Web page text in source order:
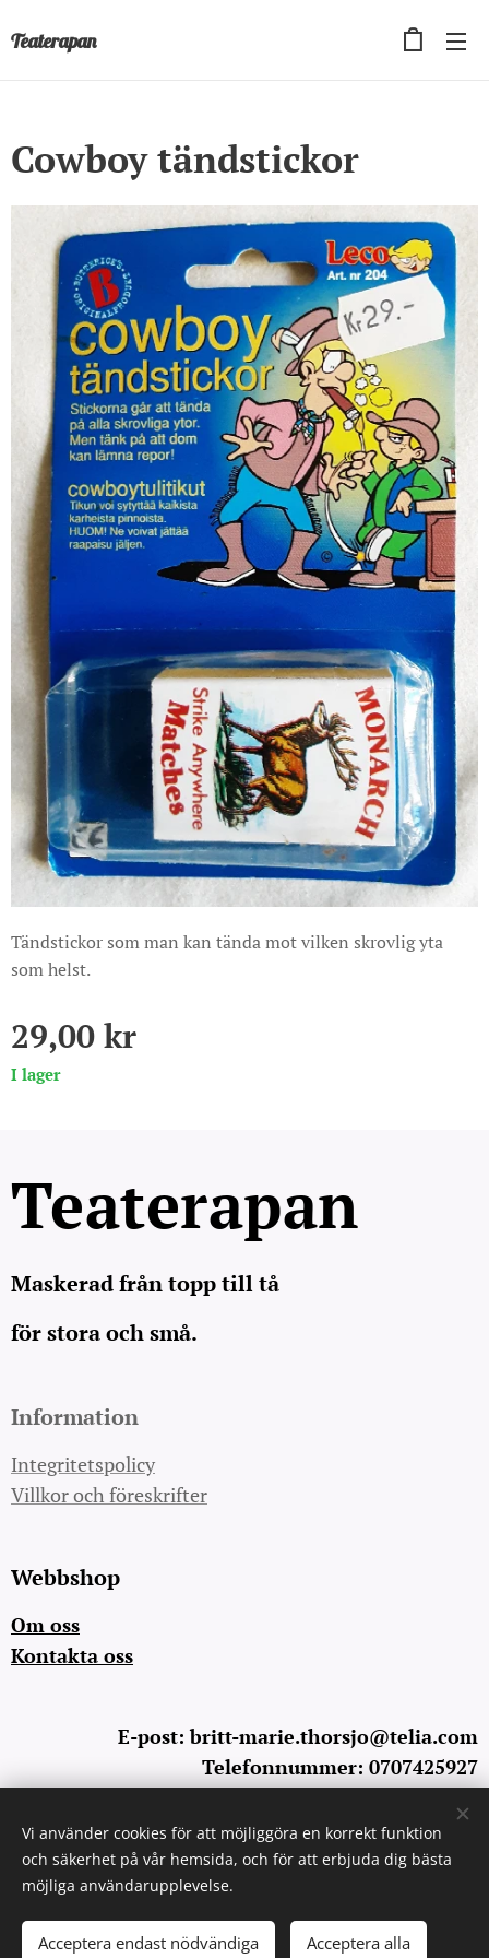
Teaterapan
Cowboy tändstickor
Tändstickor som man kan tända mot vilken skrovlig yta
som helst.
29,00 kr
I lager
Lägg i kundvagnen
Teaterapan
Maskerad från topp till tå
för stora och små.
Information
Integritetspolicy
Villkor och föreskrifter
Webbshop
Om oss
Kontakta oss
E-post: britt-marie.thorsjo@telia.com
Telefonnummer: 0707425927
Cookies
Vi använder cookies för att möjliggöra en korrekt funktion
och säkerhet på vår hemsida, och för att erbjuda dig bästa
möjliga användarupplevelse.
Acceptera endast nödvändiga Acceptera alla